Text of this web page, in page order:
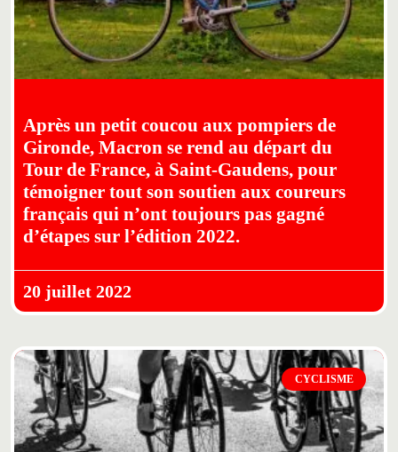
Après un petit coucou aux pompiers de
Gironde, Macron se rend au départ du
Tour de France, à Saint-Gaudens, pour
témoigner tout son soutien aux coureurs
français qui n’ont toujours pas gagné
d’étapes sur l’édition 2022.
20 juillet 2022
CYCLISME